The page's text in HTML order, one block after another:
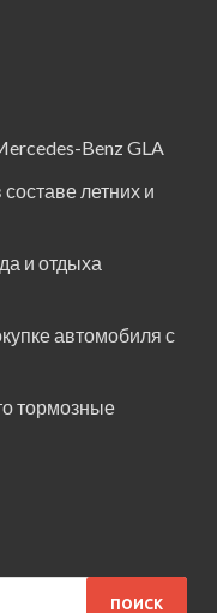
Benz GLA
летних и
и отдыха
автомобиля с
тормозные